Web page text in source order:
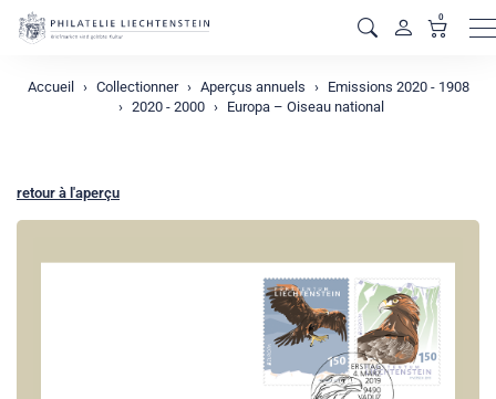
0
Accueil Collectionner Aperçus annuels
Emissions 2020 - 1908
2020 - 2000
Europa – Oiseau national
retour à l'aperçu